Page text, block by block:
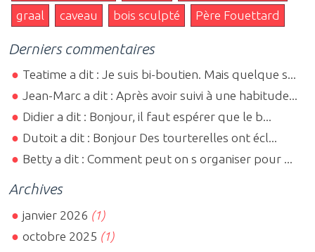
graal
caveau bois sculpté Père Fouettard
Derniers commentaires
Teatime a dit : Je suis bi-boutien. Mais quelque s...
Jean-Marc a dit : Après avoir suivi à une habitude...
Didier a dit : Bonjour, il faut espérer que le b...
Dutoit a dit : Bonjour Des tourterelles ont écl...
Betty a dit : Comment peut on s organiser pour ...
Archives
janvier 2026 (1)
octobre 2025 (1)